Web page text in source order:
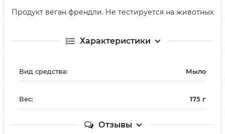
Продукт веган френдли. Не тестируется на животных
Характеристики
Вид средства: Мыло
Вес: 175 г
Отзывы